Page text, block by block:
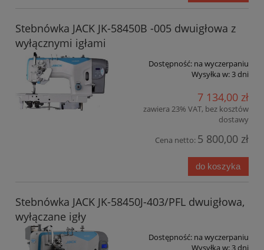
Stebnówka JACK JK-58450B -005 dwuigłowa z
wyłącznymi igłami
Dostępność: na wyczerpaniu
Wysyłka w:3 dni
7 134,00 zł
zawiera 23% VAT, bez kosztów
dostawy
Cena netto: 5 800,00 zł
do koszyka
Stebnówka JACK JK-58450J-403/PFL dwuigłowa,
wyłączane igły
Dostępność: na wyczerpaniu
Wysyłka w:3 dni